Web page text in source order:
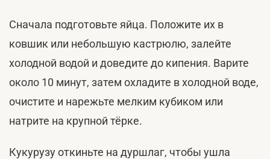
Сначала подготовьте яйца. Положите их в
ковшик или небольшую кастрюлю, залейте
холодной водой и доведите до кипения. Варите
около 10 минут, затем охладите в холодной воде,
очистите и нарежьте мелким кубиком или
натрите на крупной тёрке.
Кукурузу откиньте на дуршлаг, чтобы ушла